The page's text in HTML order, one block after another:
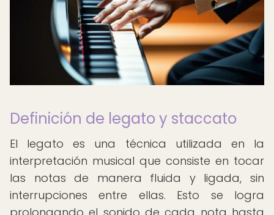
Definición de legato y staccato
El legato es una técnica utilizada en la
interpretación musical que consiste en tocar
las notas de manera fluida y ligada, sin
interrupciones entre ellas. Esto se logra